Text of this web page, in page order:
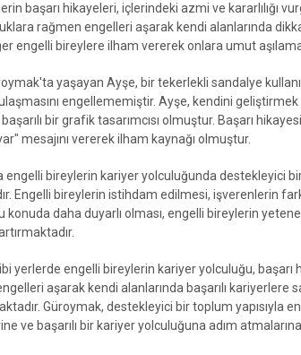
başarı hikayeleri, içlerindeki azmi ve kararlılığı
rağmen engelleri aşarak kendi alanlarında
engelli bireylere ilham vererek onlara umut
yaşayan Ayşe, bir tekerlekli sandalye
engellememiştir. Ayşe, kendini
bir grafik tasarımcısı olmuştur. Başarı
mesajını vererek ilham kaynağı olmuştur.
engelli bireylerin kariyer yolculuğunda destekleyici bir
Engelli bireylerin istihdam edilmesi, işverenlerin
konuda daha duyarlı olması, engelli bireylerin
yerlerde engelli bireylerin kariyer yolculuğu,
aşarak kendi alanlarında başarılı
Güroymak, destekleyici bir toplum yapısıyla
ve başarılı bir kariyer yolculuğuna adım